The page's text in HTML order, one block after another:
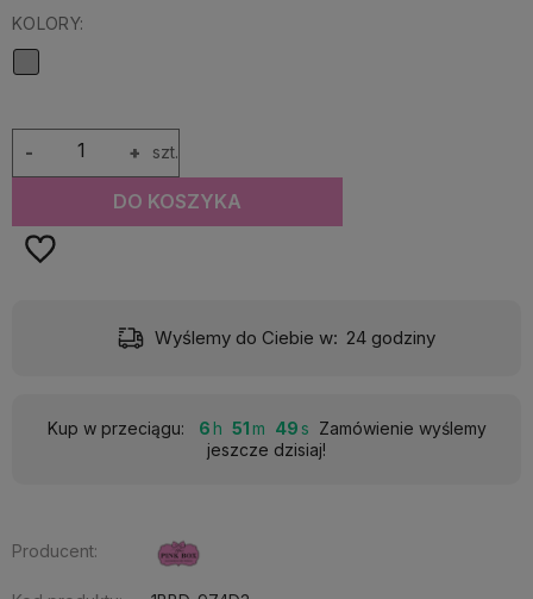
KOLORY:
+
- szt.
DO KOSZYKA
Wyślemy do Ciebie w: 24 godziny
Kup w przeciągu: 6 51 49
Zamówienie wyślemy
jeszcze dzisiaj!
Producent: